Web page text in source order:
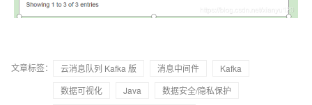
文章标签： 云消息队列 Kafka 版 消息中间件
Kafka
数据可视化
Java
数据安全/隐私保护